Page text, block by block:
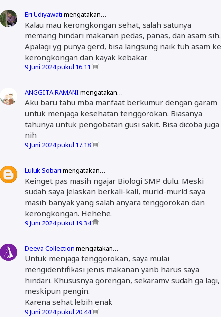
Eri Udiyawati mengatakan…
Kalau mau kerongkongan sehat, salah satunya
memang hindari makanan pedas, panas, dan asam sih.
Apalagi yg punya gerd, bisa langsung naik tuh asam ke
kerongkongan dan kayak kebakar.
9 Juni 2024 pukul 16.11
ANGGITA RAMANI mengatakan…
Aku baru tahu mba manfaat berkumur dengan garam
untuk menjaga kesehatan tenggorokan. Biasanya
tahunya untuk pengobatan gusi sakit. Bisa dicoba juga
nih
9 Juni 2024 pukul 17.18
Luluk Sobari mengatakan…
Keinget pas masih ngajar Biologi SMP dulu. Meski
sudah saya jelaskan berkali-kali, murid-murid saya
masih banyak yang salah anyara tenggorokan dan
kerongkongan. Hehehe.
9 Juni 2024 pukul 19.34
Deeva Collection mengatakan…
Untuk menjaga tenggorokan, saya mulai
mengidentifikasi jenis makanan yanb harus saya
hindari. Khususnya gorengan, sekaramv sudah ga lagi,
meskipun pengin.
Karena sehat lebih enak
9 Juni 2024 pukul 20.44